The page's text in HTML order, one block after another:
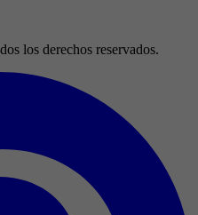
los derechos reservados.